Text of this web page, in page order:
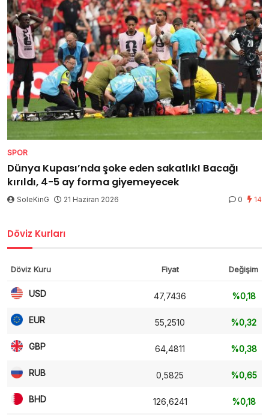
SPOR
Dünya Kupası’nda şoke eden sakatlık! Bacağı
kırıldı, 4-5 ay forma giyemeyecek
SoleKinG 21 Haziran 2026 0 14
Döviz Kurları
Döviz Kuru Fiyat Değişim
USD 47,7436 %0,18
EUR 55,2510 %0,32
GBP 64,4811 %0,38
RUB 0,5825 %0,65
BHD 126,6241 %0,18